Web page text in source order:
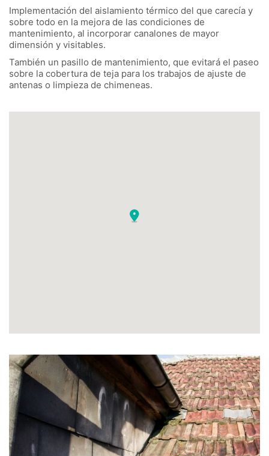
Implementación del aislamiento térmico del que carecía y
sobre todo en la mejora de las condiciones de
mantenimiento, al incorporar canalones de mayor
dimensión y visitables.
También un pasillo de mantenimiento, que evitará el paseo
sobre la cobertura de teja para los trabajos de ajuste de
antenas o limpieza de chimeneas.